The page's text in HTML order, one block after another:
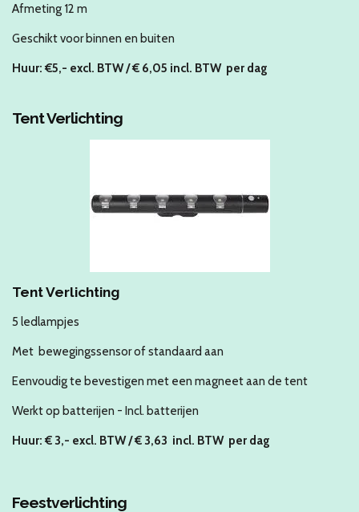
Afmeting 12 m
Geschikt voor binnen en buiten
Huur: €5,- excl. BTW / € 6,05 incl. BTW per dag
Tent Verlichting
Tent Verlichting
5 ledlampjes
Met bewegingssensor of standaard aan
Eenvoudig te bevestigen met een magneet aan de tent
Werkt op batterijen - Incl. batterijen
Huur: € 3,- excl. BTW / € 3,63 incl. BTW per dag
Feestverlichting